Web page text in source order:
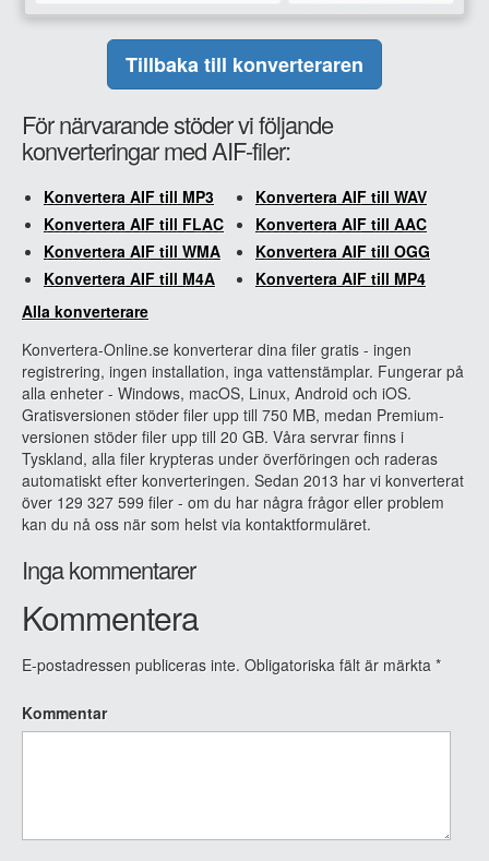
Tillbaka till konverteraren
För närvarande stöder vi följande
konverteringar med AIF-filer:
Konvertera AIF till MP3
Konvertera AIF till WAV
Konvertera AIF till FLAC
Konvertera AIF till AAC
Konvertera AIF till WMA
Konvertera AIF till OGG
Konvertera AIF till M4A
Konvertera AIF till MP4
Alla konverterare
Konvertera-Online.se konverterar dina filer gratis - ingen
registrering, ingen installation, inga vattenstämplar. Fungerar på
alla enheter - Windows, macOS, Linux, Android och iOS.
Gratisversionen stöder filer upp till 750 MB, medan Premium-
versionen stöder filer upp till 20 GB. Våra servrar finns i
Tyskland, alla filer krypteras under överföringen och raderas
automatiskt efter konverteringen. Sedan 2013 har vi konverterat
över 129 327 599 filer - om du har några frågor eller problem
kan du nå oss när som helst via kontaktformuläret.
Inga kommentarer
Kommentera
E-postadressen publiceras inte. Obligatoriska fält är märkta *
Kommentar